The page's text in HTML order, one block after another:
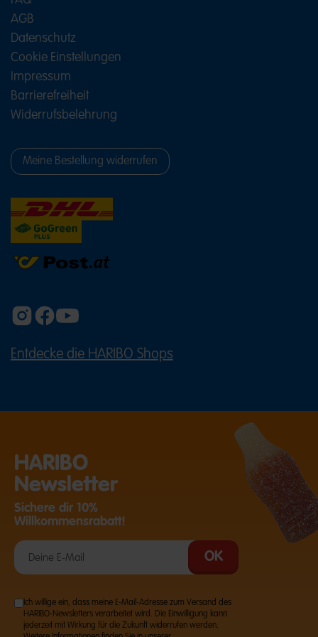
Neben Fruchtgummi bietet HARIBO viele weitere
Spezialitäten. Lakritz-Fans greifen zu beliebten
Klassikern wie Schnecken, Konfekt oder Lakritz-
Stangen. Wer fruchtige Süßigkeiten mit einer
spritzigen Note bevorzugt, entdeckt Produkte wie
Happy Cola Sauer, saure Würmer, Pasta Basta
und andere Sauerkeiten.
in der bunten Vielfalt nicht fehlen. Ob zum
Naschen, Teilen oder als süße Zutat für besondere
wird das Sortiment durch Schaumzucker-Klassiker
und viele weitere Süßigkeiten mit unterschiedlichen
Konsistenzen und Geschmacksrichtungen.
MAOAM Kaubonbons für extra
beliebten Kaubonbons sorgen mit ihrer besonderen
Konsistenz und ihren intensiven Aromen für
MAOAM Pinballs, MAOAM Stripes oder MAOAM
Kracher – die verschiedenen Sorten bringen
Süßigkeiten kaufen für Feste,
Feiern und besondere Momente
HARIBO begleitet viele der schönsten Anlässe im
Jahr. Zu Ostern sorgen fruchtige Naschereien für
bunte Überraschungen im Osternest, während an
Halloween kleine Tüten mit Fruchtgummi,
leuchtende Augen sorgen.
Auch zur Weihnachtszeit gehören süße
Adventskalender, als Nikolausüberraschung oder
als Mitbringsel für Weihnachtsfeiern – HARIBO-
Süßigkeiten verschönern die festliche Zeit.
AGB
Datenschutz
Cookie Einstellungen
Impressum
Barrierefreiheit
Widerrufsbelehrung
Meine Bestellung widerrufen
Entdecke die HARIBO Shops
HARIBO
Newsletter
Sichere dir 10%
Willkommensrabatt!
Ich willige ein, dass meine E-Mail-Adresse zum Versand des
HARIBO-Newsletters verarbeitet wird. Die Einwilligung kann
jederzeit mit Wirkung für die Zukunft widerrufen werden.